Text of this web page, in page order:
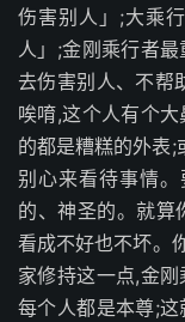
伤害别人」;大乘
人」;金刚乘行者
去伤害别人、不帮
唉唷,这个人有个
的都是糟糕的外表;
别心来看待事情
的、神圣的。就算
看成不好也不坏。
家修持这一点,金
每个人都是本尊;